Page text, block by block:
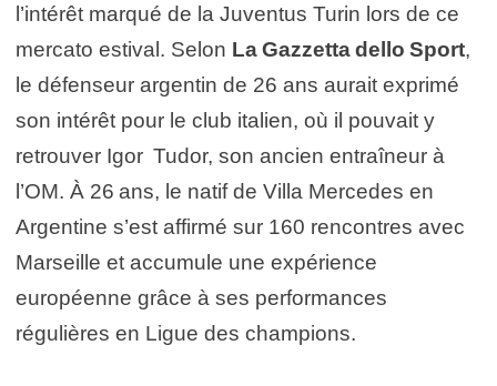
l’intérêt marqué de la Juventus Turin lors de ce
mercato estival. Selon La Gazzetta dello Sport,
le défenseur argentin de 26 ans aurait exprimé
son intérêt pour le club italien, où il pouvait y
retrouver Igor Tudor, son ancien entraîneur à
l’OM. À 26 ans, le natif de Villa Mercedes en
Argentine s’est affirmé sur 160 rencontres avec
Marseille et accumule une expérience
européenne grâce à ses performances
régulières en Ligue des champions.